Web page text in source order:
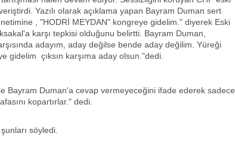
Yazılı olarak açıklama yapan Bayram Duman sert
, "HODRİ MEYDAN" kongreye gidelim." diyerek Eski
karşı tepkisi olduğunu belirtti. Bayram Duman,
adayım, aday değilse bende aday değilim. Yüreği
gidelim çıksın karşıma aday olsun."dedi.
Bayram Duman'a cevap vermeyeceğini ifade ederek sadece
kopartırlar." dedi.
söyledi.